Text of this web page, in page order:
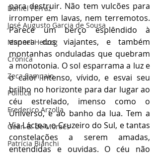
Daniel Ferraz
José Augusto Garcia de Sousa
Manoel Herzog
Crônica
Zeca Sampaio
Política
Frederico Arzolla
Gean B. de Moraes
Patrícia Bianchi
para destruir. Não tem vulcões para
irromper em lavas, nem terremotos.
Parece um berço esplêndido à
espera dos viajantes, e também
montanhas onduladas que quebram
a monotonia. O sol esparrama a luz e
o calor intenso, vívido, e esvai seu
brilho no horizonte para dar lugar ao
céu estrelado, imenso como o
Universo, e ao banho da lua. Tem a
Via Láctea, o Cruzeiro do Sul, e tantas
constelações a serem amadas,
entendidas e ouvidas. O céu não